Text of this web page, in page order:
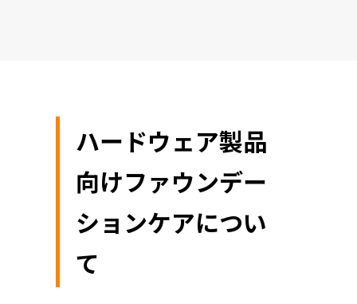
ハードウェア製品
向けファウンデー
ションケアについ
て